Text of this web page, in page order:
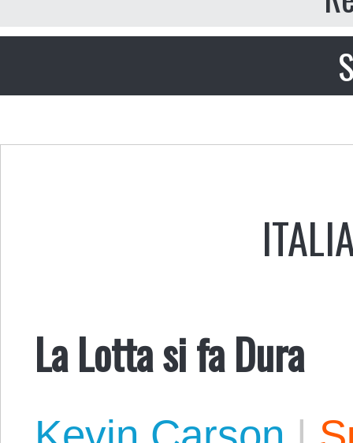
La Lotta si fa Dura